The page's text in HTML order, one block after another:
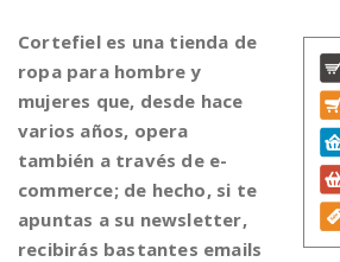
Cortefiel es una tienda de
ropa para hombre y
mujeres que, desde hace
varios años, opera
también a través de e-
commerce; de hecho, si te
apuntas a su newsletter,
recibirás bastantes emails